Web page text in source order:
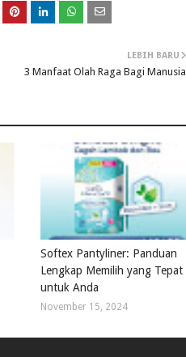
LEBIH BARU
3 Manfaat Olah Raga Bagi Manusia
Softex Pantyliner: Panduan
Lengkap Memilih yang Tepat
untuk Anda
November 15, 2024